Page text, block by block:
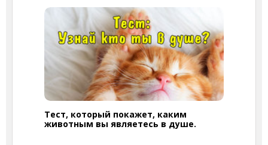
Тест, который покажет, каким
животным вы являетесь в душе.